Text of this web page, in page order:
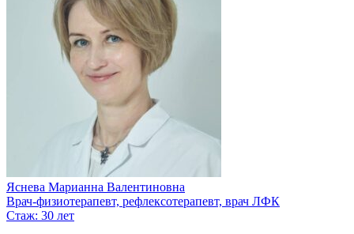
Яснева Марианна Валентиновна
Врач-физиотерапевт, рефлексотерапевт, врач ЛФК
Стаж: 30 лет